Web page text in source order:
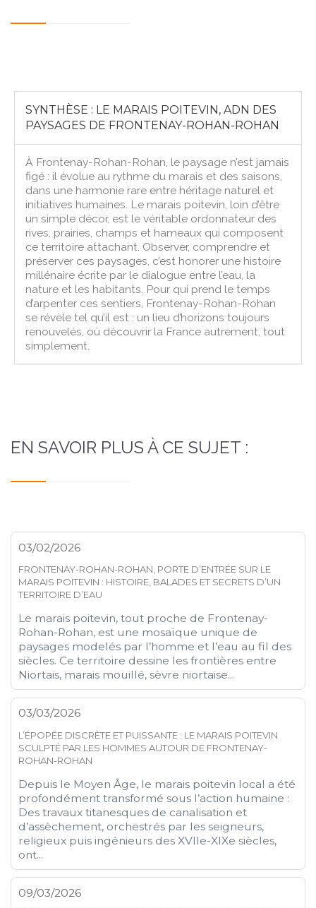
SYNTHÈSE : LE MARAIS POITEVIN, ADN DES
PAYSAGES DE FRONTENAY-ROHAN-ROHAN
À Frontenay-Rohan-Rohan, le paysage n’est jamais
figé : il évolue au rythme du marais et des saisons,
dans une harmonie rare entre héritage naturel et
initiatives humaines. Le marais poitevin, loin d’être
un simple décor, est le véritable ordonnateur des
rives, prairies, champs et hameaux qui composent
ce territoire attachant. Observer, comprendre et
préserver ces paysages, c’est honorer une histoire
millénaire écrite par le dialogue entre l’eau, la
nature et les habitants. Pour qui prend le temps
d’arpenter ces sentiers, Frontenay-Rohan-Rohan
se révèle tel qu’il est : un lieu d’horizons toujours
renouvelés, où découvrir la France autrement, tout
simplement.
EN SAVOIR PLUS À CE SUJET :
03/02/2026
FRONTENAY-ROHAN-ROHAN, PORTE D’ENTRÉE SUR LE
MARAIS POITEVIN : HISTOIRE, BALADES ET SECRETS D’UN
TERRITOIRE D’EAU
Le marais poitevin, tout proche de Frontenay-
Rohan-Rohan, est une mosaïque unique de
paysages modelés par l’homme et l’eau au fil des
siècles. Ce territoire dessine les frontières entre
Niortais, marais mouillé, sèvre niortaise...
03/03/2026
L’ÉPOPÉE DISCRÈTE ET PUISSANTE : LE MARAIS POITEVIN
SCULPTÉ PAR LES HOMMES AUTOUR DE FRONTENAY-
ROHAN-ROHAN
Depuis le Moyen Âge, le marais poitevin local a été
profondément transformé sous l’action humaine :
Des travaux titanesques de canalisation et
d’assèchement, orchestrés par les seigneurs,
religieux puis ingénieurs des XVIIe-XIXe siècles,
ont...
09/03/2026